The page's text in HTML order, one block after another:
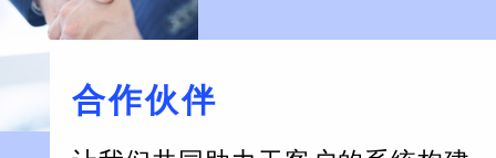
合作伙伴